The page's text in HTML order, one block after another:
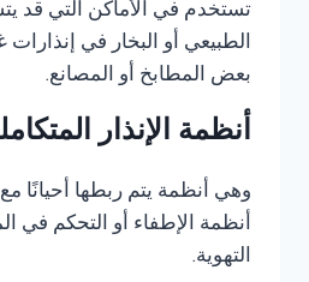
تستخدم في الأماكن التي قد
الطبيعي أو البخار في
بعض المطابخ أو المصانع.
أنظمة الإنذار
وهي أنظمة يتم ربطها أحيانًا
أنظمة الإطفاء أو التحكم في
التهوية.